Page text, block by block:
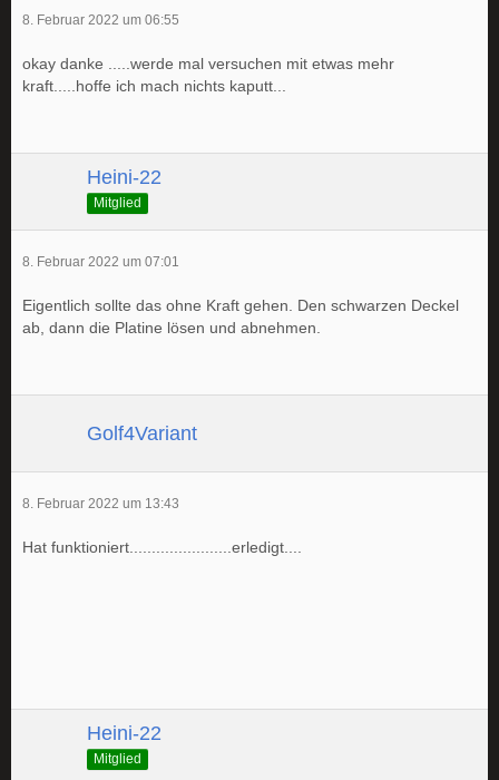
8. Februar 2022 um 06:55
okay danke .....werde mal versuchen mit etwas mehr
kraft.....hoffe ich mach nichts kaputt...
Heini-22
Mitglied
8. Februar 2022 um 07:01
Eigentlich sollte das ohne Kraft gehen. Den schwarzen Deckel
ab, dann die Platine lösen und abnehmen.
Golf4Variant
8. Februar 2022 um 13:43
Hat funktioniert.......................erledigt....
Heini-22
Mitglied